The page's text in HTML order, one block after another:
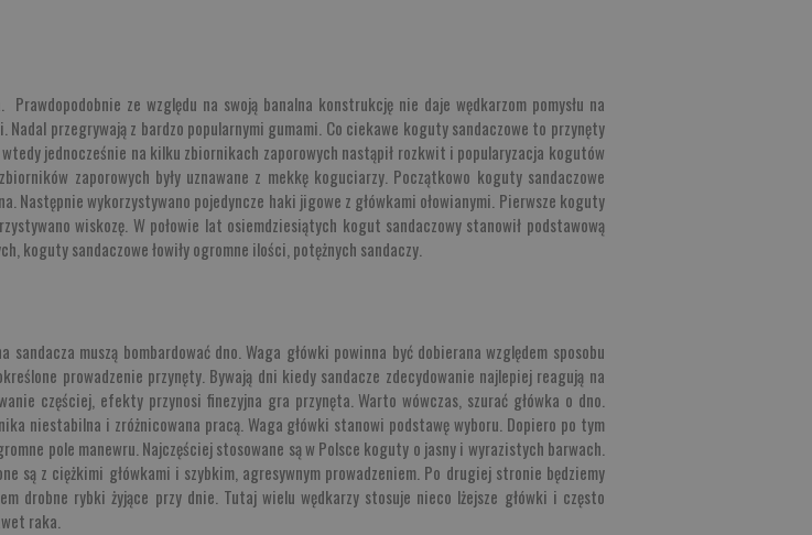
ze względu na swoją banalna konstrukcję nie daje wędkarzom pomysłu na
przegrywają z bardzo popularnymi gumami. Co ciekawe koguty sandaczowe to przynęty
jednocześnie na kilku zbiornikach zaporowych nastąpił rozkwit i popularyzacja kogutów
zaporowych były uznawane z mekkę koguciarzy. Początkowo koguty sandaczowe
Następnie wykorzystywano pojedyncze haki jigowe z główkami ołowianymi. Pierwsze koguty
wiskozę. W połowie lat osiemdziesiątych kogut sandaczowy stanowił podstawową
koguty sandaczowe łowiły ogromne ilości, potężnych sandaczy.
muszą bombardować dno. Waga główki powinna być dobierana względem sposobu
prowadzenie przynęty. Bywają dni kiedy sandacze zdecydowanie najlepiej reagują na
częściej, efekty przynosi finezyjna gra przynęta. Warto wówczas, szurać główka o dno.
niestabilna i zróżnicowana pracą. Waga główki stanowi podstawę wyboru. Dopiero po tym
pole manewru. Najczęściej stosowane są w Polsce koguty o jasny i wyrazistych barwach.
są z ciężkimi główkami i szybkim, agresywnym prowadzeniem. Po drugiej stronie będziemy
drobne rybki żyjące przy dnie. Tutaj wielu wędkarzy stosuje nieco lżejsze główki i często
raka.